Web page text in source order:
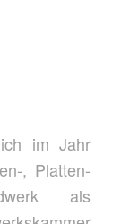
im Jahr
, Platten-
als